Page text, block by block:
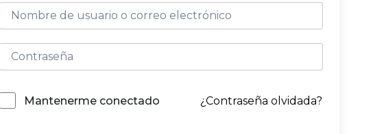
Mantenerme conectado ¿Contraseña olvidada?